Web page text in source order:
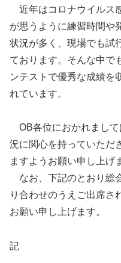
近年はコロナウイルス
が思うように練習時間や
状況が多く、現場でも試
ております。そんな中で
ンテストで優秀な成績を
れています。
OB各位におかれまして
況に関心を持っていただ
ますようお願い申し上げ
なお、下記のとおり総
り合わせのうえご出席さ
お願い申し上げます。
記